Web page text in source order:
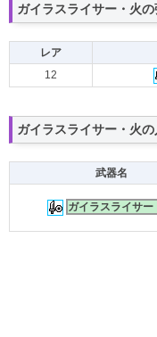
ガイラスライサー・火
レア
12
ガイラスライサー・火
武器名
ガイラスライサー